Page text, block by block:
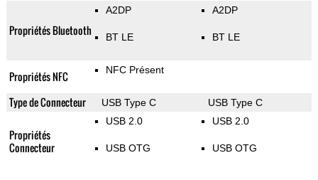
Propriétés Bluetooth
A2DP
BT LE
A2DP
BT LE
Propriétés NFC NFC Présent
Type de Connecteur USB Type C USB Type C
Propriétés
Connecteur
USB 2.0
USB OTG
USB 2.0
USB OTG